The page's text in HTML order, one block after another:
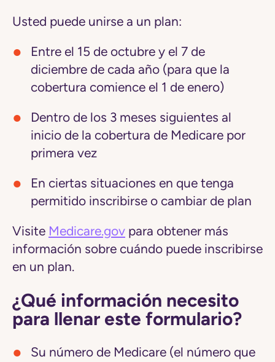
Usted puede unirse a un plan:
Entre el 15 de octubre y el 7 de
diciembre de cada año (para que la
cobertura comience el 1 de enero)
Dentro de los 3 meses siguientes al
inicio de la cobertura de Medicare por
primera vez
En ciertas situaciones en que tenga
permitido inscribirse o cambiar de plan
Visite Medicare.gov para obtener más
información sobre cuándo puede inscribirse
en un plan.
¿Qué información necesito
para llenar este formulario?
Su número de Medicare (el número que